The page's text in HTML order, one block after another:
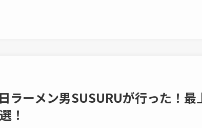
ラーメン男SUSURUが行った！
！